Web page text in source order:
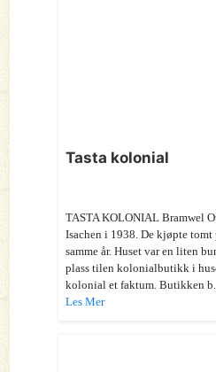
Tasta kolonial
TASTA KOLONIAL Bramwel
Isachen i 1938. De kjøpte tomt
samme år. Huset var en liten
plass tilen kolonialbutikk i
kolonial et faktum. Butikken b...
Les Mer